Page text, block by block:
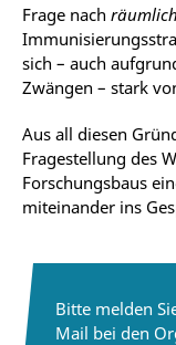
Frage nach
sich – auch
Zwängen – stark
Aus all diesen
Fragestellung des
Forschungsbaus
miteinander ins
Bitte melden
Mail bei den